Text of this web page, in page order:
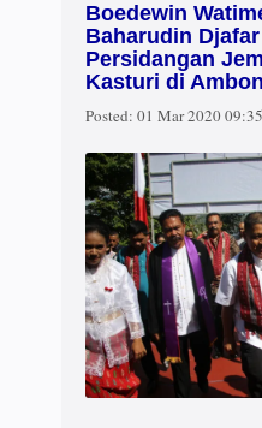
Boedewin
Baharudin
Persidangan
Kasturi di Ambon
Posted: 01 Mar 2020